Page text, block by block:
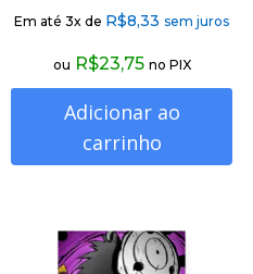
Em até 3x de R$8,33 sem juros
ou R$23,75 no PIX
Adicionar ao
carrinho